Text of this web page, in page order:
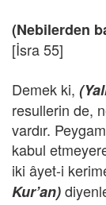
(Nebilerden
[İsra 55]
Demek ki,
resullerin de,
vardır.
kabul
iki âyet-i
Kur’an)